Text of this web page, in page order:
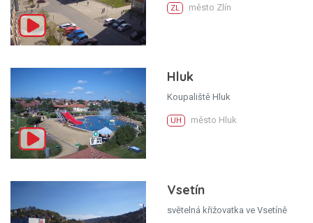
ZL město Zlín
Hluk
Koupaliště Hluk
UH město Hluk
Vsetín
světelná křižovatka ve Vsetíně